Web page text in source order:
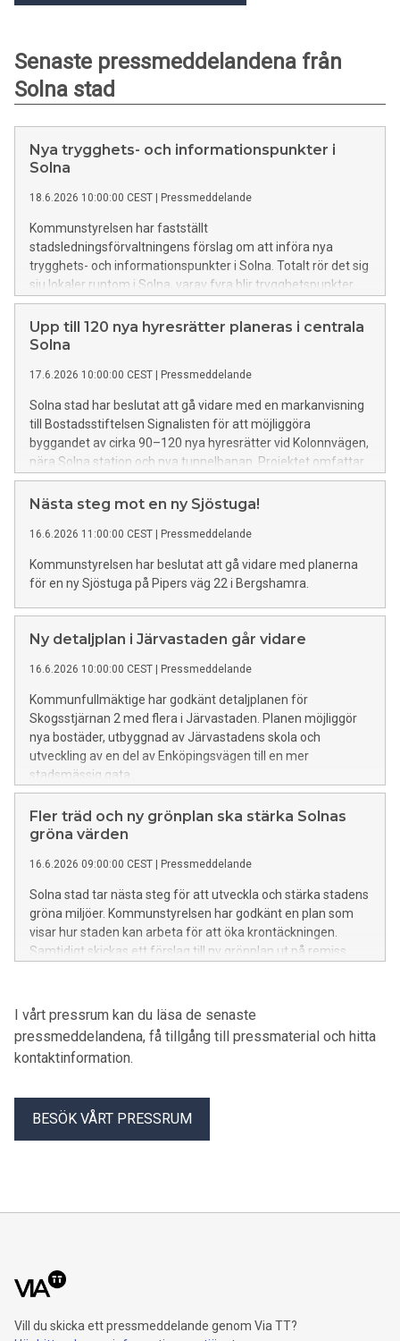
Senaste pressmeddelandena från
Solna stad
Nya trygghets- och informationspunkter i
Solna
18.6.2026 10:00:00 CEST Pressmeddelande
Kommunstyrelsen har fastställt
stadsledningsförvaltningens förslag om att införa nya
trygghets- och informationspunkter i Solna. Totalt rör det sig
sju lokaler runtom i Solna, varav fyra blir trygghetspunkter
och tre blir informationspunkter.
Upp till 120 nya hyresrätter planeras i centrala
Solna
17.6.2026 10:00:00 CEST Pressmeddelande
Solna stad har beslutat att gå vidare med en markanvisning
till Bostadsstiftelsen Signalisten för att möjliggöra
byggandet av cirka 90–120 nya hyresrätter vid Kolonnvägen,
nära Solna station och nya tunnelbanan. Projektet omfattar
även lokaler i bottenvåningen och blir en del av utvecklingen
av området när de tillfälliga bostadspaviljongerna avvecklas.
Nästa steg mot en ny Sjöstuga!
16.6.2026 11:00:00 CEST Pressmeddelande
Kommunstyrelsen har beslutat att gå vidare med planerna
för en ny Sjöstuga på Pipers väg 22 i Bergshamra.
Ny detaljplan i Järvastaden går vidare
16.6.2026 10:00:00 CEST Pressmeddelande
Kommunfullmäktige har godkänt detaljplanen för
Skogsstjärnan 2 med flera i Järvastaden. Planen möjliggör
nya bostäder, utbyggnad av Järvastadens skola och
utveckling av en del av Enköpingsvägen till en mer
stadsmässig gata.
Fler träd och ny grönplan ska stärka Solnas
gröna värden
16.6.2026 09:00:00 CEST Pressmeddelande
Solna stad tar nästa steg för att utveckla och stärka stadens
gröna miljöer. Kommunstyrelsen har godkänt en plan som
visar hur staden kan arbeta för att öka krontäckningen.
Samtidigt skickas ett förslag till ny grönplan ut på remiss.
I vårt pressrum kan du läsa de senaste
pressmeddelandena, få tillgång till pressmaterial och hitta
kontaktinformation.
BESÖK VÅRT PRESSRUM
Vill du skicka ett pressmeddelande genom Via TT?